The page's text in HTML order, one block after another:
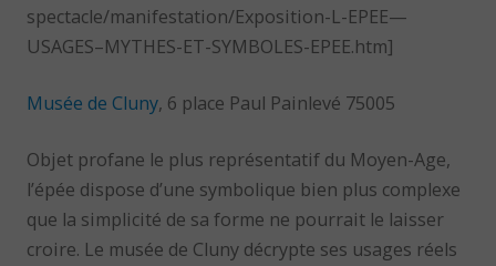
spectacle/manifestation/Exposition-L-EPEE—
USAGES–MYTHES-ET-SYMBOLES-EPEE.htm]
Musée de Cluny, 6 place Paul Painlevé 75005
Objet profane le plus représentatif du Moyen-Age,
l’épée dispose d’une symbolique bien plus complexe
que la simplicité de sa forme ne pourrait le laisser
croire. Le musée de Cluny décrypte ses usages réels